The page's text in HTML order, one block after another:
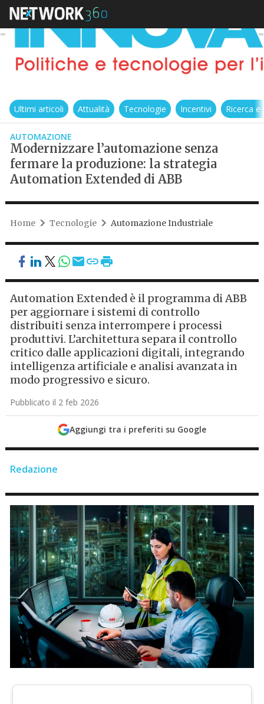
Ultimi articoli Attualità Tecnologie Incentivi Ricerca
AUTOMAZIONE
Modernizzare l’automazione senza
fermare la produzione: la strategia
Automation Extended di ABB
Home Tecnologie Automazione Industriale
Automation Extended è il programma di ABB
per aggiornare i sistemi di controllo
distribuiti senza interrompere i processi
produttivi. L’architettura separa il controllo
critico dalle applicazioni digitali, integrando
intelligenza artificiale e analisi avanzata in
modo progressivo e sicuro.
Pubblicato il 2 feb 2026
Aggiungi tra i preferiti su Google
Redazione